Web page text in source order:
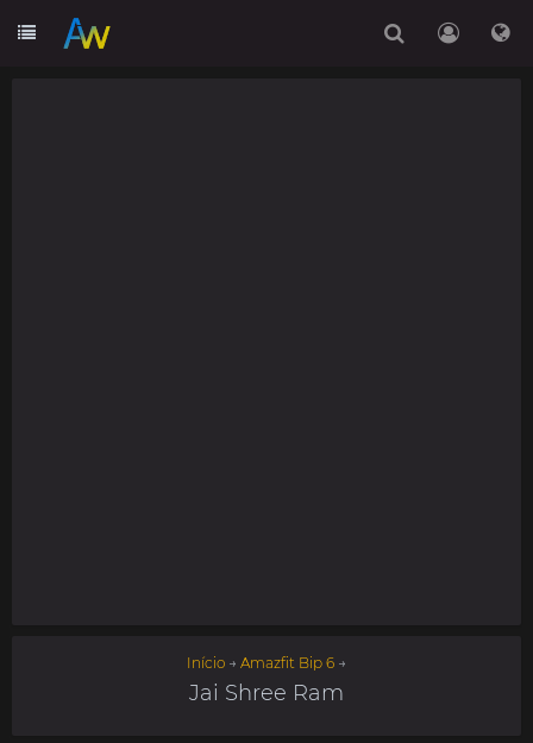
Início → Amazfit Bip 6 →
Jai Shree Ram